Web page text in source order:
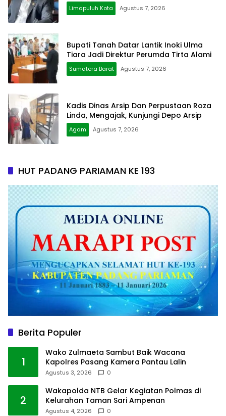
Limapuluh Kota Agustus 7, 2026
Bupati Tanah Datar Lantik Inoki Ulma
Tiara Jadi Direktur Perumda Tirta Alami
Sumatera Barat Agustus 7, 2026
Kadis Dinas Arsip Dan Perpustaan Roza
Linda, Mengajak, Kunjungi Depo Arsip
Agam Agustus 7, 2026
HUT PADANG PARIAMAN KE 193
Berita Populer
1
Wako Zulmaeta Sambut Baik Wacana
Kapolres Pasang Kamera Pantau Lalin
Agustus 3, 2026 0
2
Wakapolda NTB Gelar Kegiatan Polmas di
Kelurahan Taman Sari Ampenan
Agustus 4, 2026 0